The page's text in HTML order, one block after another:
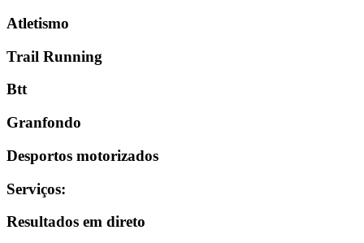
Atletismo
Trail Running
Btt
Granfondo
Desportos motorizados
Serviços:
Resultados em direto